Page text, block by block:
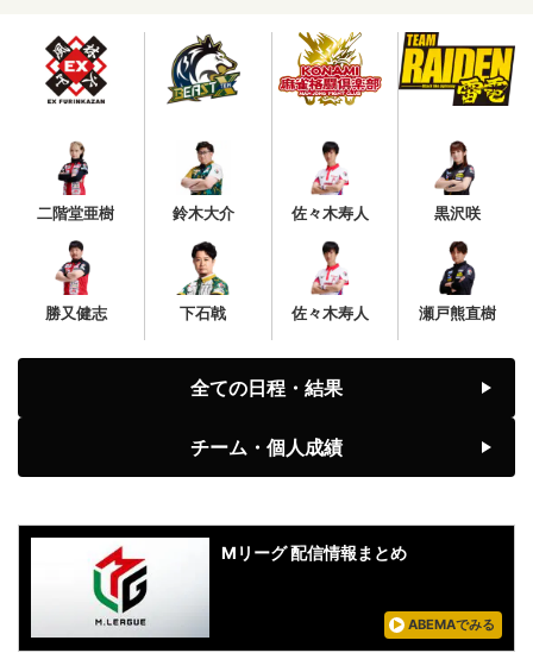
二階堂亜樹
勝又健志
鈴木大介
下石戟
佐々木寿人
佐々木寿人
黒沢咲
瀬戸熊直樹
全ての日程・結果
チーム・個人成績
Mリーグ 配信情報まとめ
ABEMAでみる